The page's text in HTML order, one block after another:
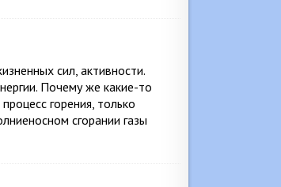
сил, активности.
Почему же какие-то
горения, только
сгорании газы